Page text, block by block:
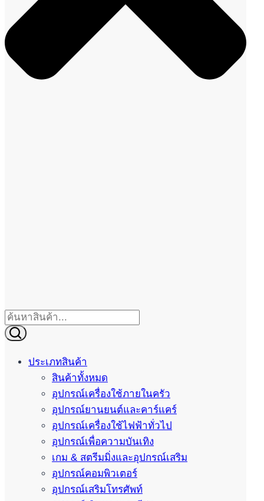
ประเภทสินค้า
สินค้าทั้งหมด
อุปกรณ์เครื่องใช้ภายในครัว
อุปกรณ์ยานยนต์และคาร์แคร์
อุปกรณ์เครื่องใช้ไฟฟ้าทั่วไป
อุปกรณ์เพื่อความบันเทิง
เกม & สตรีมมิ่งและอุปกรณ์เสริม
อุปกรณ์คอมพิวเตอร์
อุปกรณ์เสริมโทรศัพท์